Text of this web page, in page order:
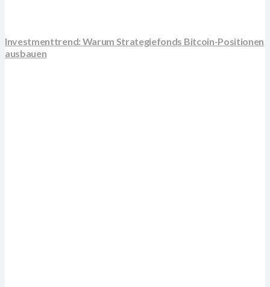
Investmenttrend: Warum Strategiefonds Bitcoin-Positionen
ausbauen